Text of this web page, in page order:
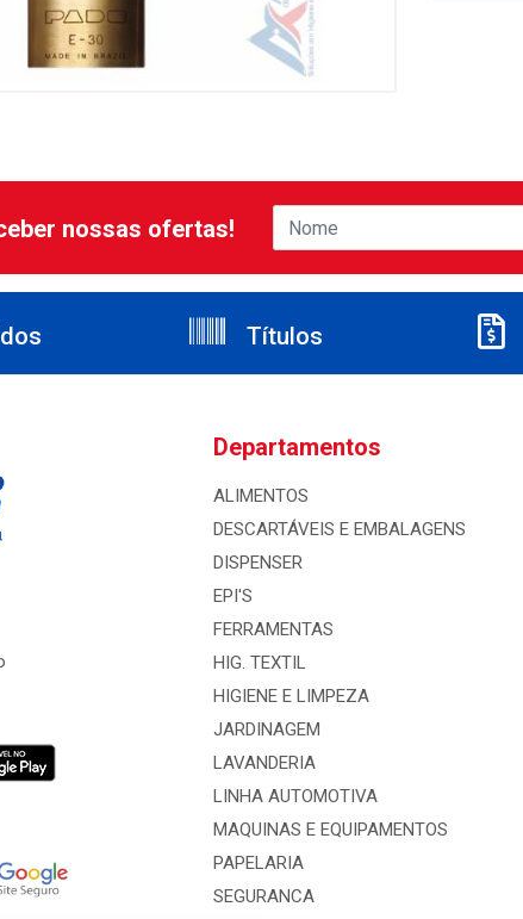
nossas ofertas!
Títulos
Departamentos
ALIMENTOS
DESCARTÁVEIS E EMBALAGENS
DISPENSER
EPI'S
FERRAMENTAS
HIG. TEXTIL
HIGIENE E LIMPEZA
JARDINAGEM
LAVANDERIA
LINHA AUTOMOTIVA
MAQUINAS E EQUIPAMENTOS
PAPELARIA
SEGURANCA